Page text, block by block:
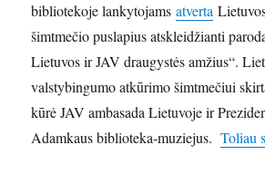
bibliotekoje lankytojamsatverta
šimtmečio puslapius atskleidžianti
Lietuvos ir JAV draugystės amžius“.
valstybingumo atkūrimo šimtmečiui
kūrė JAV ambasada Lietuvoje ir
Adamkaus biblioteka-muziejus.Toliau